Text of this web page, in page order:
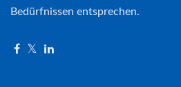
Bedürfnissen entsprechen.